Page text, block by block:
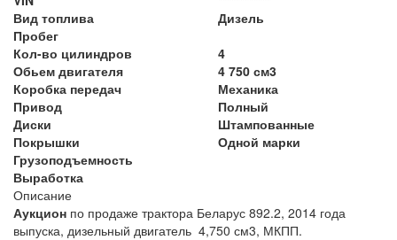
Вид топлива
Дизель
Пробег
Кол-во цилиндров
4
Обьем двигателя
4 750 см3
Коробка передач
Механика
Привод
Полный
Диски
Штампованные
Покрышки
Одной марки
Грузоподъемность
Выработка
Описание
Аукцион по продаже трактора Беларус 892.2, 2014 года
выпуска, дизельный двигатель 4,750 см3, МКПП.